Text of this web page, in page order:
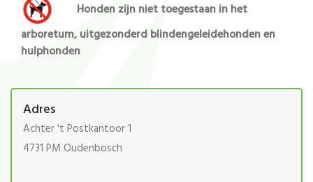
Honden zijn niet toegestaan in het
arboretum, uitgezonderd blindengeleidehonden en
hulphonden
Adres
Achter 't Postkantoor 1
4731 PM Oudenbosch